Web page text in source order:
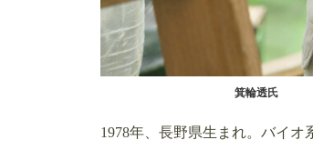
箕輪透氏
1978年、長野県生まれ。バイオ